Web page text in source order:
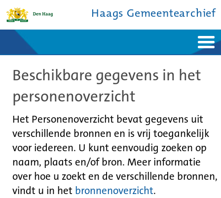
Haags Gemeentearchief
Ontdek de stad
De studiezaal
Bronnen en collecties
Contact
Beschikbare gegevens in het
personenoverzicht
Het Personenoverzicht bevat gegevens uit
verschillende bronnen en is vrij toegankelijk
voor iedereen. U kunt eenvoudig zoeken op
naam, plaats en/of bron. Meer informatie
over hoe u zoekt en de verschillende bronnen,
vindt u in het bronnenoverzicht.